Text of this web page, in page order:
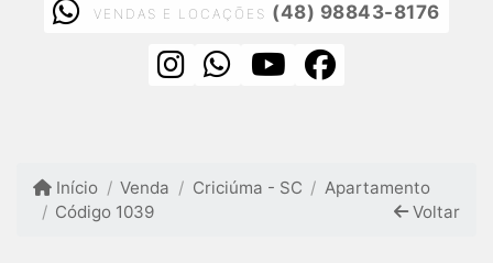
VENDAS E LOCAÇÕES (48) 98843-8176
Início Venda Criciúma - SC
Apartamento
Código 1039
Voltar